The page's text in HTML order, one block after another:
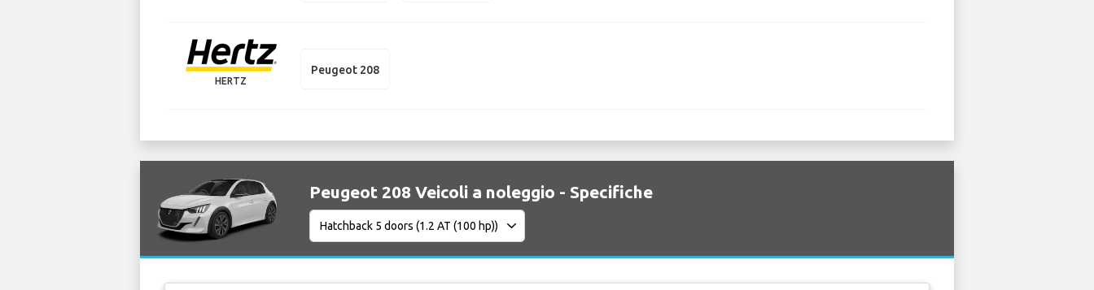
HERTZ
Peugeot 208
Peugeot 208 Veicoli a noleggio - Specifiche